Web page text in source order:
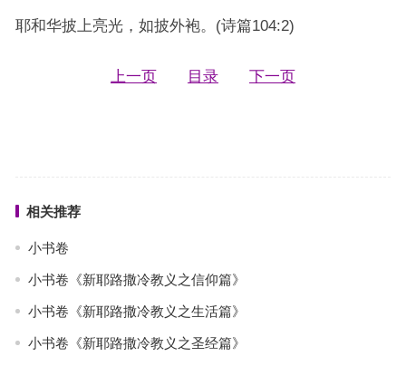
耶和华披上亮光，如披外袍。(诗篇104:2)
上一页 目录 下一页
相关推荐
小书卷
小书卷《新耶路撒冷教义之信仰篇》
小书卷《新耶路撒冷教义之生活篇》
小书卷《新耶路撒冷教义之圣经篇》